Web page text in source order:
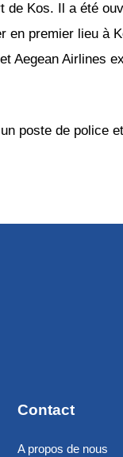
de Kos. Il a été
en premier lieu à
Aegean Airlines
poste de police
Contact
A propos de nous